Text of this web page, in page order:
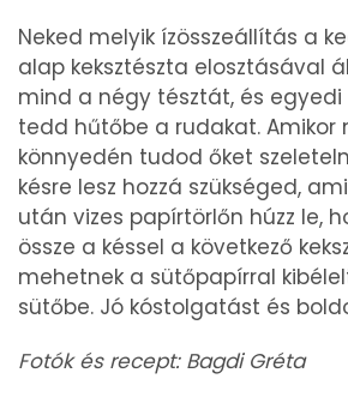
Neked melyik ízösszeállítás a
alap keksztészta elosztásával
mind a négy tésztát, és
tedd hűtőbe a rudakat. Amikor
könnyedén tudod őket
késre lesz hozzá szükséged,
után vizes papírtörlőn húzz le,
össze a késsel a következő
mehetnek a sütőpapírral
sütőbe. Jó kóstolgatást és
Fotók és recept: Bagdi Gréta